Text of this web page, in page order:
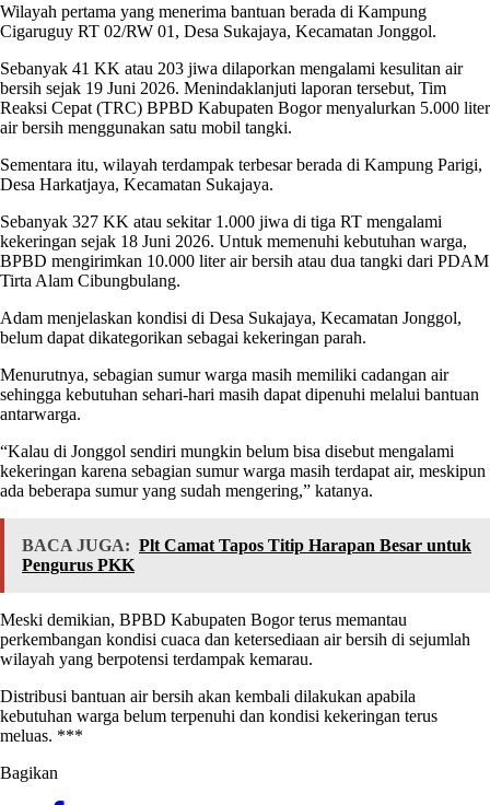
Wilayah pertama yang menerima bantuan berada di Kampung
Cigaruguy RT 02/RW 01, Desa Sukajaya, Kecamatan Jonggol.
Sebanyak 41 KK atau 203 jiwa dilaporkan mengalami kesulitan air
bersih sejak 19 Juni 2026. Menindaklanjuti laporan tersebut, Tim
Reaksi Cepat (TRC) BPBD Kabupaten Bogor menyalurkan 5.000 liter
air bersih menggunakan satu mobil tangki.
Sementara itu, wilayah terdampak terbesar berada di Kampung Parigi,
Desa Harkatjaya, Kecamatan Sukajaya.
Sebanyak 327 KK atau sekitar 1.000 jiwa di tiga RT mengalami
kekeringan sejak 18 Juni 2026. Untuk memenuhi kebutuhan warga,
BPBD mengirimkan 10.000 liter air bersih atau dua tangki dari PDAM
Tirta Alam Cibungbulang.
Adam menjelaskan kondisi di Desa Sukajaya, Kecamatan Jonggol,
belum dapat dikategorikan sebagai kekeringan parah.
Menurutnya, sebagian sumur warga masih memiliki cadangan air
sehingga kebutuhan sehari-hari masih dapat dipenuhi melalui bantuan
antarwarga.
“Kalau di Jonggol sendiri mungkin belum bisa disebut mengalami
kekeringan karena sebagian sumur warga masih terdapat air, meskipun
ada beberapa sumur yang sudah mengering,” katanya.
BACA JUGA: Plt Camat Tapos Titip Harapan Besar untuk
Pengurus PKK
Meski demikian, BPBD Kabupaten Bogor terus memantau
perkembangan kondisi cuaca dan ketersediaan air bersih di sejumlah
wilayah yang berpotensi terdampak kemarau.
Distribusi bantuan air bersih akan kembali dilakukan apabila
kebutuhan warga belum terpenuhi dan kondisi kekeringan terus
meluas. ***
Bagikan